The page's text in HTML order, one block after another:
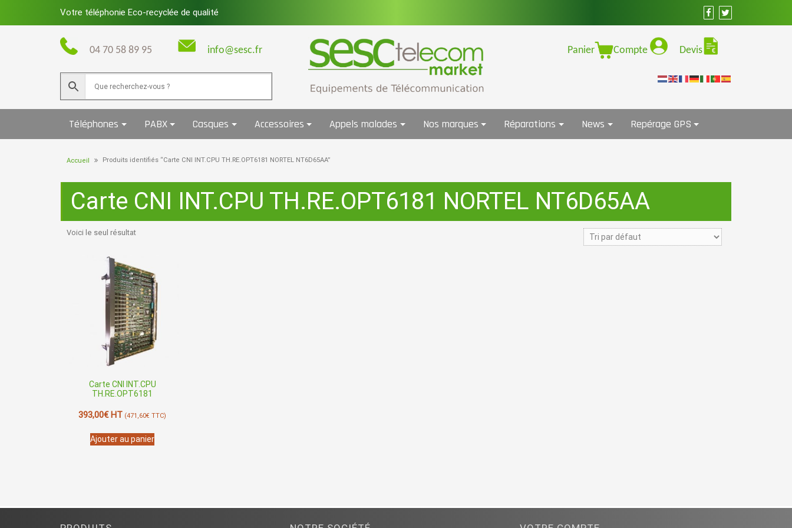
Votre téléphonie Eco-recyclée de qualité
04 70 58 89 95 info@sesc.fr Panier Compte Devis
Téléphones PABX Casques Accessoires Appels malades Nos marques Réparations News Repérage GPS
Accueil Produits identifiés “Carte CNI INT.CPU TH.RE.OPT6181 NORTEL NT6D65AA”
Carte CNI INT.CPU TH.RE.OPT6181 NORTEL NT6D65AA
Voici le seul résultat
Carte CNI INT.CPU
TH.RE.OPT6181
393,00€HT (471,60€ TTC)
Ajouter au panier